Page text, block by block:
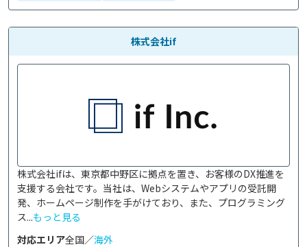
株式会社if
株式会社ifは、東京都中野区に拠点を置き、お客様のDX推進を
支援する会社です。当社は、Webシステムやアプリの受託開
発、ホームページ制作を手がけており、また、プログラミング
ス...もっと見る
対応エリア全国／海外